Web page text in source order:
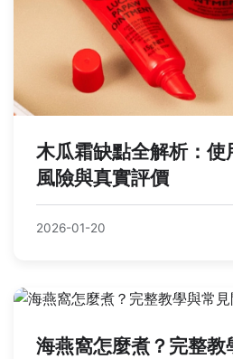
木瓜霜缺點全解析：使
風險與真實評價
2026-01-20
海燕窩怎麼煮？完整教